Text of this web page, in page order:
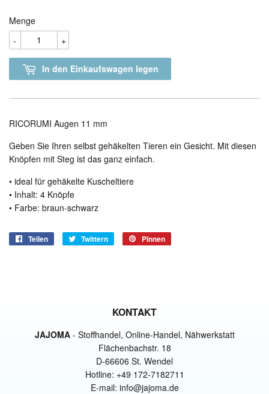
Menge
+
-
In den Einkaufswagen legen
RICORUMI Augen 11 mm
Geben Sie Ihren selbst gehäkelten Tieren ein Gesicht. Mit diesen
Knöpfen mit Steg ist das ganz einfach.
• ideal für gehäkelte Kuscheltiere
• Inhalt: 4 Knöpfe
• Farbe: braun-schwarz
Teilen Twittern Pinnen
KONTAKT
JAJOMA- Stoffhandel, Online-Handel, Nähwerkstatt
Flächenbachstr. 18
D-66606 St. Wendel
Hotline: +49 172-7182711
E-mail: info@jajoma.de